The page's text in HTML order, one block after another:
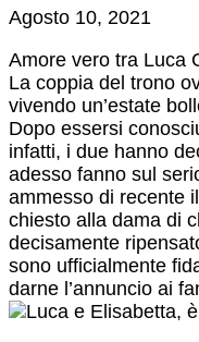
Agosto 10, 2021
Amore vero tra Luca
La coppia del trono
vivendo un’estate
Dopo essersi
infatti, i due hanno
adesso fanno sul
ammesso di recente
chiesto alla dama di
decisamente
sono ufficialmente
darne l’annuncio ai